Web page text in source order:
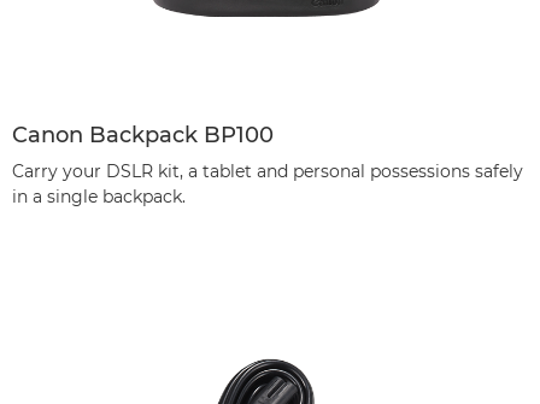
Canon Backpack BP100
Carry your DSLR kit, a tablet and personal possessions safely
in a single backpack.